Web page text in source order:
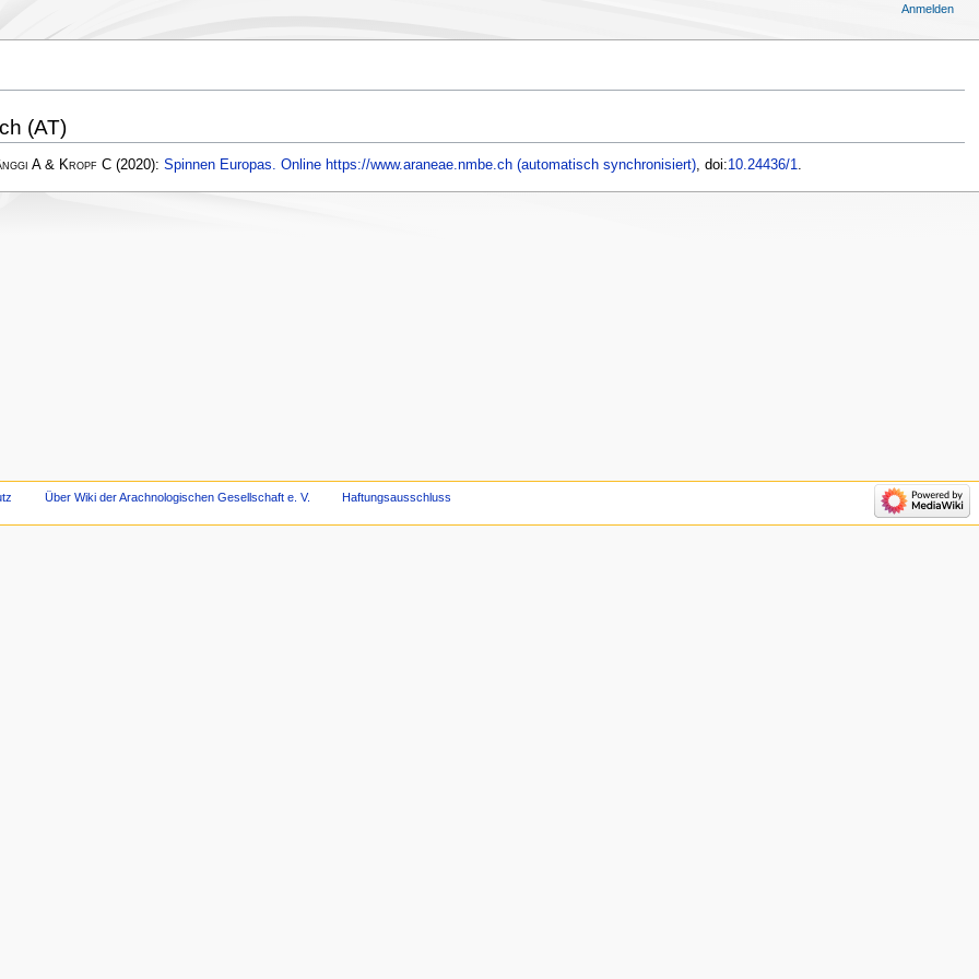
(AT)
A & Kropf C(2020): Spinnen Europas. Online https://www.araneae.nmbe.ch (automatisch synchronisiert), doi:10.24436/1.
Anmelden
Über Wiki der Arachnologischen Gesellschaft e. V. Haftungsausschluss